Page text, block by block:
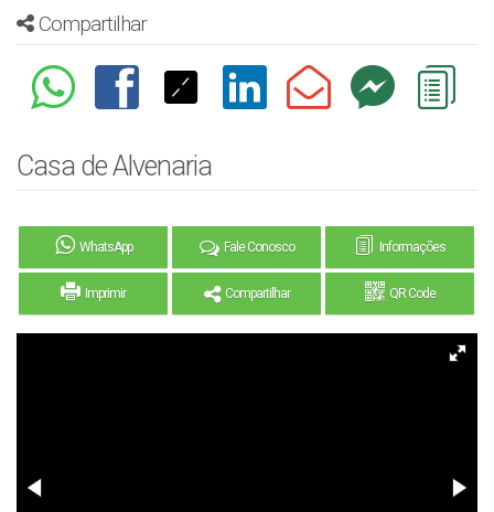
Compartilhar
Casa de Alvenaria
WhatsApp Fale Conosco Informações
Imprimir Compartilhar QR Code